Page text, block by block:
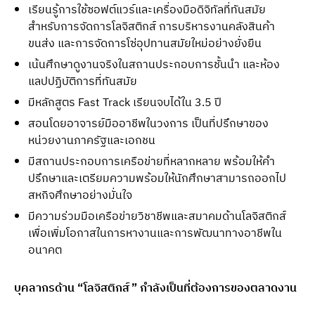
เรียนรู้การใช้ซอฟต์แวร์และเครื่องมือดิจิทัลที่ทันสมัย
สำหรับการจัดการโลจิสติกส์ การบริหารงานคลังสินค้า
ขนส่ง และการจัดการโซ่อุปทานสมัยใหม่อย่างยั่งยืน
เน้นศึกษาดูงานจริงในสถานประกอบการชั้นนำ และห้อง
แลปปฏิบัติการที่ทันสมัย
มีหลักสูตร Fast Track เรียนจบได้ใน 3.5 ปี
สอนโดยอาจารย์มืออาชีพในวงการ เป็นที่ปรึกษาของ
หน่วยงานภาครัฐและเอกชน
มีสถานประกอบการเครือข่ายที่หลากหลาย พร้อมให้คำ
ปรึกษาและเตรียมความพร้อมให้นักศึกษาสามารถออกไป
สหกิจศึกษาอย่างมั่นใจ
มีความร่วมมือเครือข่ายวิชาชีพและสมาคมด้านโลจิสติกส์
เพื่อเพิ่มโอกาสในการหางานและการพัฒนาทางอาชีพใน
อนาคต
บุคลากรด้าน “โลจิสติกส์” กำลังเป็นที่ต้องการของตลาดงาน